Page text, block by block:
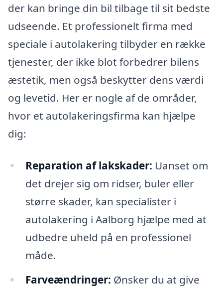
der kan bringe din bil tilbage til sit bedste
udseende. Et professionelt firma med
speciale i autolakering tilbyder en række
tjenester, der ikke blot forbedrer bilens
æstetik, men også beskytter dens værdi
og levetid. Her er nogle af de områder,
hvor et autolakeringsfirma kan hjælpe
dig:
Reparation af lakskader: Uanset om
det drejer sig om ridser, buler eller
større skader, kan specialister i
autolakering i Aalborg hjælpe med at
udbedre uheld på en professionel
måde.
Farveændringer: Ønsker du at give